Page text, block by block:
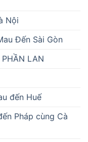
Nội
Đến Sài Gòn
LAN
đến Huế
Pháp cùng Cà